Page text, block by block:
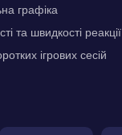
графіка
та швидкості реакції
ігрових сесій